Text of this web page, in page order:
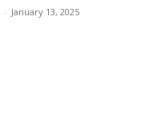
- January 13, 2025